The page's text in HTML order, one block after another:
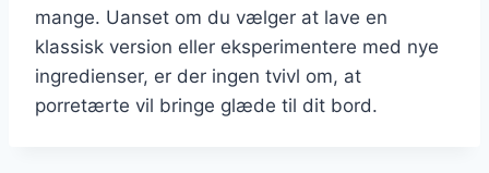
mange. Uanset om du vælger at lave en
klassisk version eller eksperimentere med nye
ingredienser, er der ingen tvivl om, at
porretærte vil bringe glæde til dit bord.